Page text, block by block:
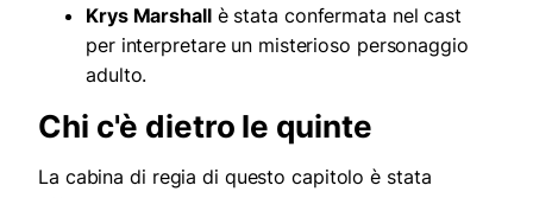
Krys Marshallè stata confermata nel cast
per interpretare un misterioso personaggio
adulto.
Chi c'è dietro le quinte
La cabina di regia di questo capitolo è stata